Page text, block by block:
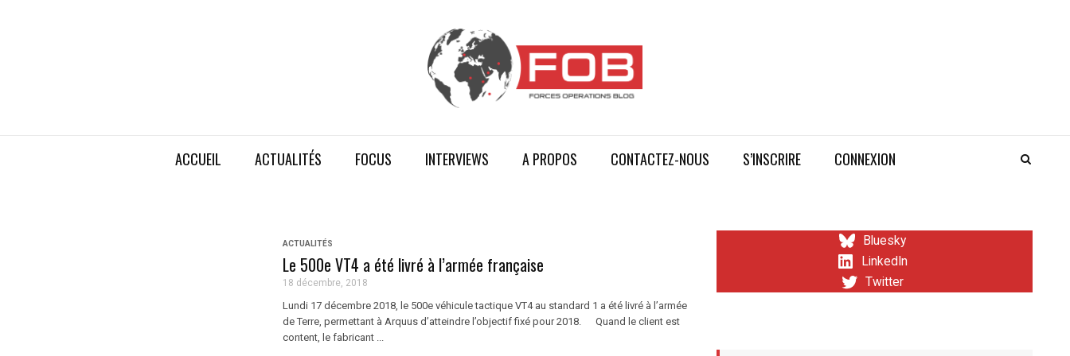
ACCUEIL ACTUALITÉS FOCUS INTERVIEWS A PROPOS CONTACTEZ-NOUS S’INSCRIRE CONNEXION
ACTUALITÉS
Le 500e VT4 a été livré à l’armée française
18 décembre, 2018
Lundi 17 décembre 2018, le 500e véhicule tactique VT4 au standard 1 a été livré à l’armée
de Terre, permettant à Arquus d’atteindre l’objectif fixé pour 2018. Quand le client est
content, le fabricant ...
Bluesky
LinkedIn
Twitter